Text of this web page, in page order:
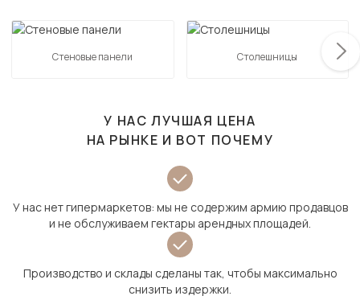
Стеновые панели Столешницы
У НАС ЛУЧШАЯ ЦЕНА
НА РЫНКЕ И ВОТ ПОЧЕМУ
У нас нет гипермаркетов: мы не содержим армию продавцов
и не обслуживаем гектары арендных площадей.
Производство и склады сделаны так, чтобы максимально
снизить издержки.